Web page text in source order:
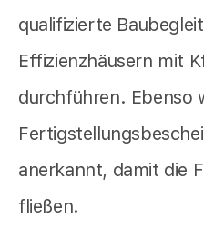
qualifizierte
Effizienzhäusern mit
durchführen. Ebenso
anerkannt, damit die
fließen.